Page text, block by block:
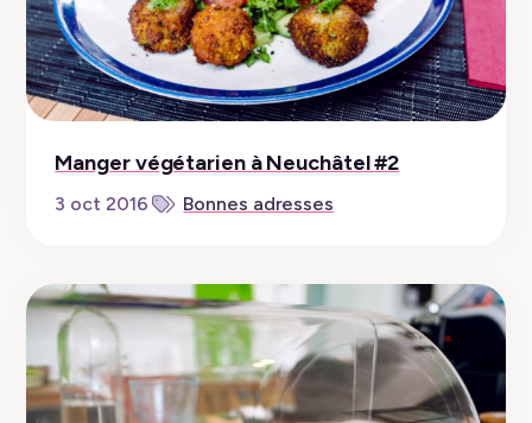
Manger végétarien à Neuchâtel #2
3 oct 2016 Bonnes adresses